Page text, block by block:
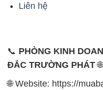
Liên hệ
📞 PHÒNG KINH
ĐẮC TRƯỜNG PHÁT🌐
🌐 Website: https://